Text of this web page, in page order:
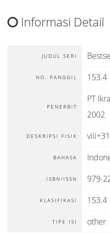
Informasi Detail
JUDUL SERI
NO. PANGGIL 153.4
PENERBIT
PT
2002
DESKRIPSI FISIK
BAHASA
ISBN/ISSN 979-
KLASIFIKASI 153.4
TIPE ISI other